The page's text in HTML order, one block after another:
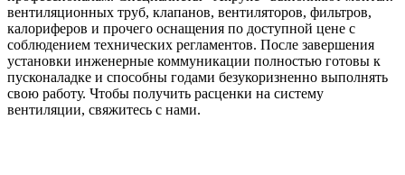
вентиляционных труб, клапанов, вентиляторов, фильтров,
калориферов и прочего оснащения по доступной цене с
соблюдением технических регламентов. После завершения
установки инженерные коммуникации полностью готовы к
пусконаладке и способны годами безукоризненно выполнять
свою работу. Чтобы получить расценки на систему
вентиляции, свяжитесь с нами.